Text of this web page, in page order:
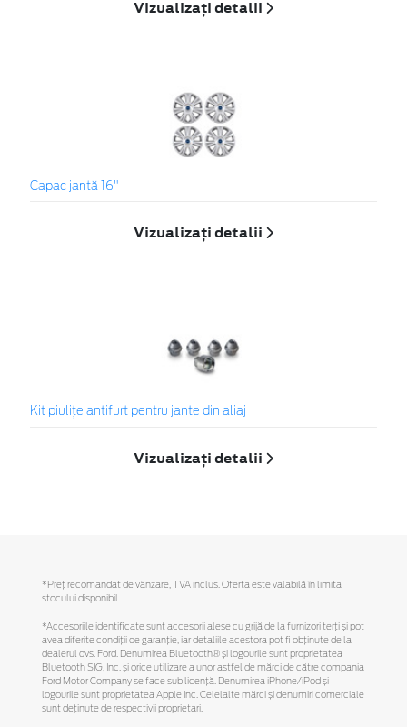
Vizualizați detalii
Capac jantă 16"
Vizualizați detalii
Kit piuliţe antifurt pentru jante din aliaj
Vizualizați detalii
*Preţ recomandat de vânzare, TVA inclus. Oferta este valabilă în limita
stocului disponibil.
*Accesoriile identificate sunt accesorii alese cu grijă de la furnizori terți și pot
avea diferite condiții de garanție, iar detaliile acestora pot fi obținute de la
dealerul dvs. Ford. Denumirea Bluetooth® și logourile sunt proprietatea
Bluetooth SIG, Inc. și orice utilizare a unor astfel de mărci de către compania
Ford Motor Company se face sub licență. Denumirea iPhone/iPod și
logourile sunt proprietatea Apple Inc. Celelalte mărci și denumiri comerciale
sunt deținute de respectivii proprietari.